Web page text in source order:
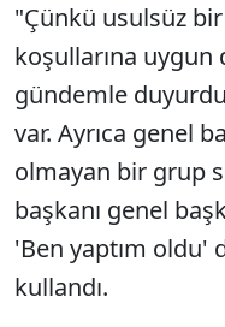
"Çünkü usulsüz
koşullarına uygun
gündemle
var. Ayrıca genel
olmayan bir grup
başkanı genel
'Ben yaptım oldu'
kullandı.